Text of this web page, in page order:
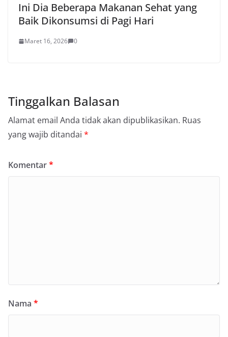
Ini Dia Beberapa Makanan Sehat yang
Baik Dikonsumsi di Pagi Hari
Maret 16, 2026 0
Tinggalkan Balasan
Alamat email Anda tidak akan dipublikasikan. Ruas
yang wajib ditandai *
Komentar*
Nama *